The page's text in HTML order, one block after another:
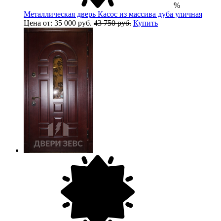
%
Металлическая дверь Касос из массива дуба уличная
Цена от: 35 000 руб. 43 750 руб. Купить